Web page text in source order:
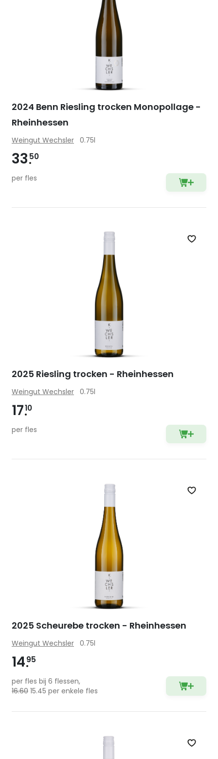
2024 Benn Riesling trocken Monopollage -
Rheinhessen
Weingut Wechsler 0.75l
33 50
per fles
Zet
2025 Riesling trocken - Rheinhessen
Weingut Wechsler 0.75l
1710
per fles
Zet
2025 Scheurebe trocken - Rheinhessen
Weingut Wechsler 0.75l
1495
per fles bij 6 flessen,
16.60 15.45 per enkele fles
Zet